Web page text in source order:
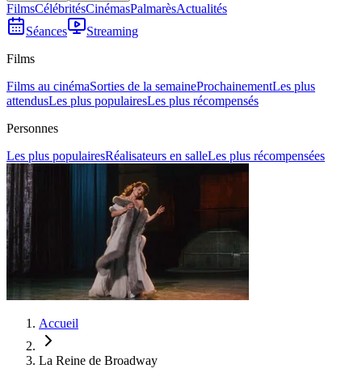
FilmsCélébritésCinémasPalmarèsActualités
Séances
Streaming
Films
Films au cinémaSorties de la semaineProchainementLes plus
attendusLes plus populairesLes plus récompensés
Personnes
Les plus populairesRéalisateurs en salleLes plus récompensées
Accueil
La Reine de Broadway